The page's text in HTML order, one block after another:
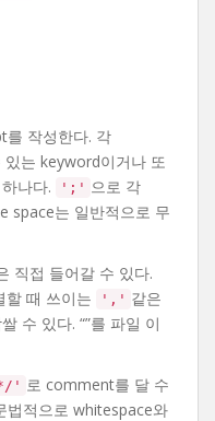
작성한다. 각
는 keyword이거나 또
나다.
';' 으로 각
space는 일반적으로 무
직접 들어갈 수 있다.
때 쓰이는
',' 같은
수 있다. “”를 파일 이
'
로 comment를 달 수
법적으로 whitespace와